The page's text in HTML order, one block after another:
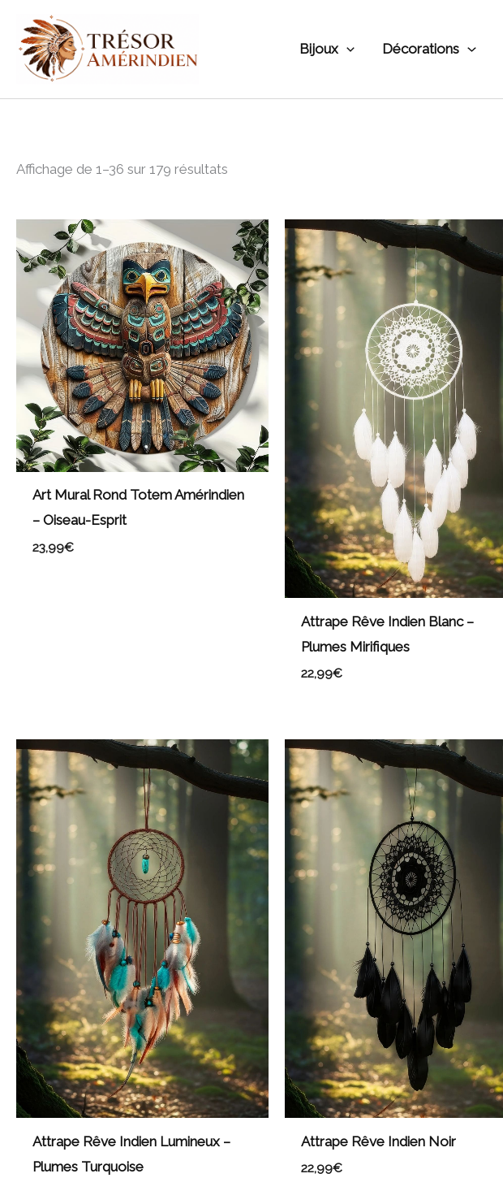
contenu
Bijoux Décorations
Affichage de 1–36 sur 179 résultats
Art Mural Rond Totem Amérindien
– Oiseau-Esprit
23,99€
Attrape Rêve Indien Blanc –
Plumes Mirifiques
22,99€
Attrape Rêve Indien Lumineux –
Plumes Turquoise
Plage
prix :
23,99€
à
26,99€
Attrape Rêve Indien Noir
22,99€